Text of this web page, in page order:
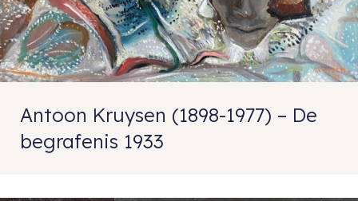
Antoon Kruysen (1898-1977) – De
begrafenis 1933